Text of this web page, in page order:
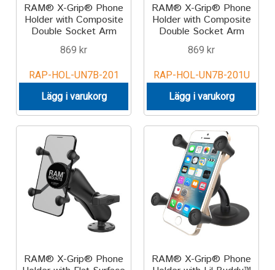
RAM® X-Grip® Phone
Holder with Composite
Double Socket Arm
869 kr
RAP-HOL-UN7B-201
Lägg i varukorg
RAM® X-Grip® Phone
Holder with Composite
Double Socket Arm
869 kr
RAP-HOL-UN7B-201U
Lägg i varukorg
RAM® X-Grip® Phone
RAM® X-Grip® Phone